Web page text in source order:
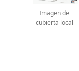
Imagen de
cubierta local